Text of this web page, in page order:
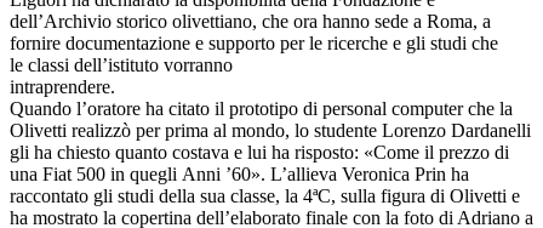
dell’Archivio storico olivettiano, che ora hanno sede a Roma, a
fornire documentazione e supporto per le ricerche e gli studi che
le classi dell’istituto vorranno
intraprendere.
Quando l’oratore ha citato il prototipo di personal computer che la
Olivetti realizzò per prima al mondo, lo studente Lorenzo Dardanelli
gli ha chiesto quanto costava e lui ha risposto: «Come il prezzo di
una Fiat 500 in quegli Anni ’60». L’allieva Veronica Prin ha
raccontato gli studi della sua classe, la 4ªC, sulla figura di Olivetti e
ha mostrato la copertina dell’elaborato finale con la foto di Adriano a